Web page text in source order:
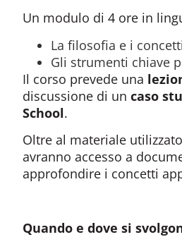
Un modulo di 4 ore in
La filosofia e i
Gli strumenti chiave
Il corso prevede una
discussione di un caso
School.
Oltre al materiale
avranno accesso a
approfondire i concetti
Quando e dove si